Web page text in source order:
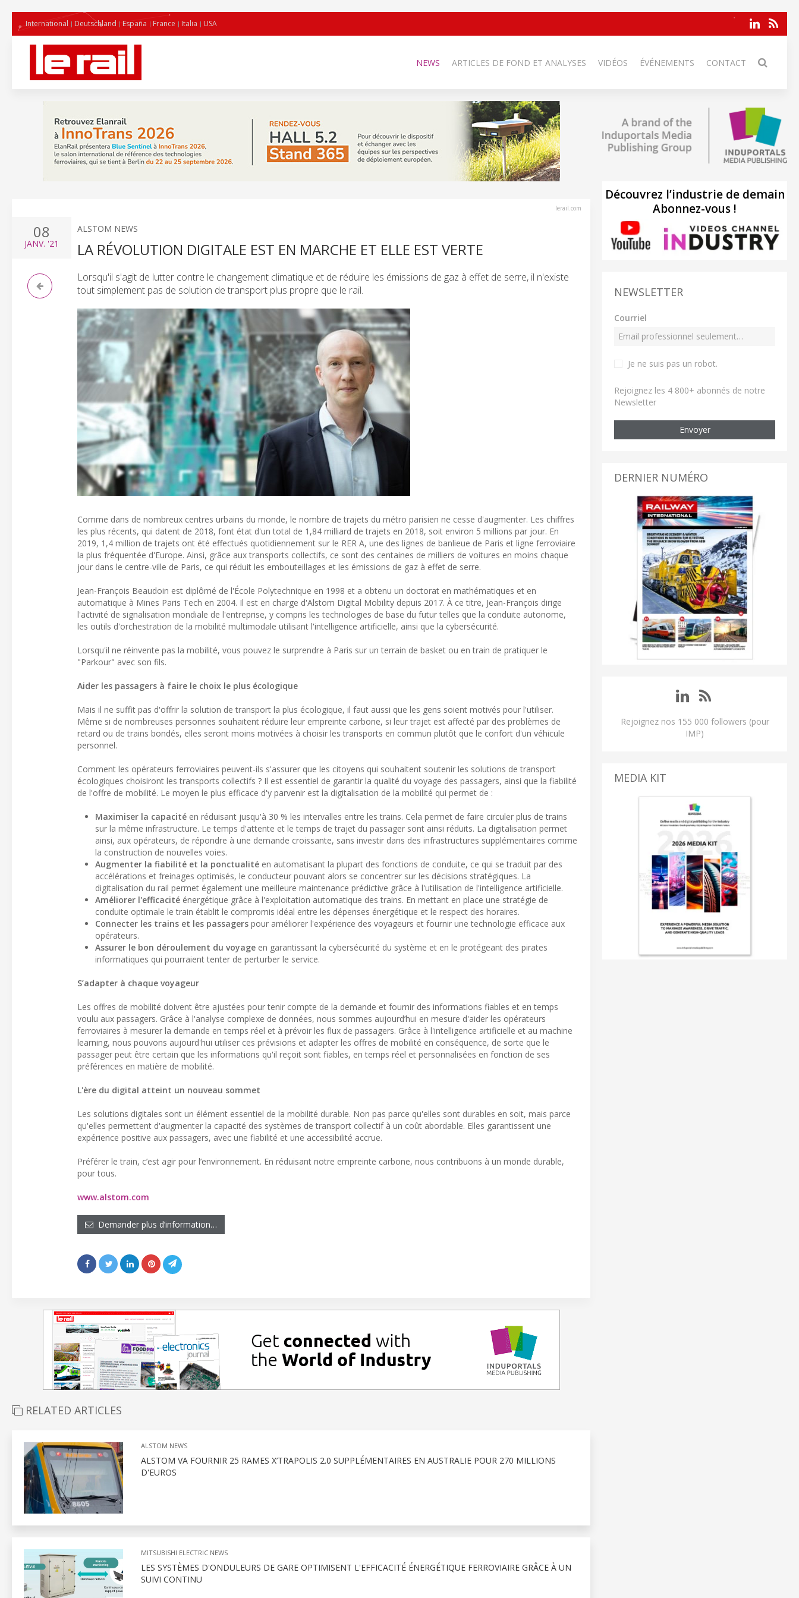
International Deutschland España France Italia USA
NEWS ARTICLES DE FOND ET ANALYSES VIDÉOS ÉVÉNEMENTS CONTACT
lerail.com
08
JANV. '21
ALSTOM NEWS
LA RÉVOLUTION DIGITALE EST EN MARCHE ET ELLE EST VERTE
Lorsqu'il s'agit de lutter contre le changement climatique et de réduire les émissions de gaz à effet de serre, il n'existe
tout simplement pas de solution de transport plus propre que le rail.
Comme dans de nombreux centres urbains du monde, le nombre de trajets du métro parisien ne cesse d'augmenter. Les chiffres
les plus récents, qui datent de 2018, font état d'un total de 1,84 milliard de trajets en 2018, soit environ 5 millions par jour. En
2019, 1,4 million de trajets ont été effectués quotidiennement sur le RER A, une des lignes de banlieue de Paris et ligne ferroviaire
la plus fréquentée d'Europe. Ainsi, grâce aux transports collectifs, ce sont des centaines de milliers de voitures en moins chaque
jour dans le centre-ville de Paris, ce qui réduit les embouteillages et les émissions de gaz à effet de serre.
Jean-François Beaudoin est diplômé de l'École Polytechnique en 1998 et a obtenu un doctorat en mathématiques et en
automatique à Mines Paris Tech en 2004. Il est en charge d'Alstom Digital Mobility depuis 2017. À ce titre, Jean-François dirige
l'activité de signalisation mondiale de l'entreprise, y compris les technologies de base du futur telles que la conduite autonome,
les outils d'orchestration de la mobilité multimodale utilisant l'intelligence artificielle, ainsi que la cybersécurité.
Lorsqu'il ne réinvente pas la mobilité, vous pouvez le surprendre à Paris sur un terrain de basket ou en train de pratiquer le
"Parkour" avec son fils.
Aider les passagers à faire le choix le plus écologique
Mais il ne suffit pas d'offrir la solution de transport la plus écologique, il faut aussi que les gens soient motivés pour l'utiliser.
Même si de nombreuses personnes souhaitent réduire leur empreinte carbone, si leur trajet est affecté par des problèmes de
retard ou de trains bondés, elles seront moins motivées à choisir les transports en commun plutôt que le confort d'un véhicule
personnel.
Comment les opérateurs ferroviaires peuvent-ils s'assurer que les citoyens qui souhaitent soutenir les solutions de transport
écologiques choisiront les transports collectifs ? Il est essentiel de garantir la qualité du voyage des passagers, ainsi que la fiabilité
de l'offre de mobilité. Le moyen le plus efficace d'y parvenir est la digitalisation de la mobilité qui permet de :
Maximiser la capacité en réduisant jusqu'à 30 % les intervalles entre les trains. Cela permet de faire circuler plus de trains
sur la même infrastructure. Le temps d'attente et le temps de trajet du passager sont ainsi réduits. La digitalisation permet
ainsi, aux opérateurs, de répondre à une demande croissante, sans investir dans des infrastructures supplémentaires comme
la construction de nouvelles voies.
Augmenter la fiabilité et la ponctualité en automatisant la plupart des fonctions de conduite, ce qui se traduit par des
accélérations et freinages optimisés, le conducteur pouvant alors se concentrer sur les décisions stratégiques. La
digitalisation du rail permet également une meilleure maintenance prédictive grâce à l'utilisation de l'intelligence artificielle.
Améliorer l'efficacité énergétique grâce à l'exploitation automatique des trains. En mettant en place une stratégie de
conduite optimale le train établit le compromis idéal entre les dépenses énergétique et le respect des horaires.
Connecter les trains et les passagers pour améliorer l'expérience des voyageurs et fournir une technologie efficace aux
opérateurs.
Assurer le bon déroulement du voyage en garantissant la cybersécurité du système et en le protégeant des pirates
informatiques qui pourraient tenter de perturber le service.
S’adapter à chaque voyageur
Les offres de mobilité doivent être ajustées pour tenir compte de la demande et fournir des informations fiables et en temps
voulu aux passagers. Grâce à l'analyse complexe de données, nous sommes aujourd’hui en mesure d'aider les opérateurs
ferroviaires à mesurer la demande en temps réel et à prévoir les flux de passagers. Grâce à l'intelligence artificielle et au machine
learning, nous pouvons aujourd'hui utiliser ces prévisions et adapter les offres de mobilité en conséquence, de sorte que le
passager peut être certain que les informations qu'il reçoit sont fiables, en temps réel et personnalisées en fonction de ses
préférences en matière de mobilité.
L'ère du digital atteint un nouveau sommet
Les solutions digitales sont un élément essentiel de la mobilité durable. Non pas parce qu'elles sont durables en soit, mais parce
qu'elles permettent d'augmenter la capacité des systèmes de transport collectif à un coût abordable. Elles garantissent une
expérience positive aux passagers, avec une fiabilité et une accessibilité accrue.
Préférer le train, c’est agir pour l’environnement. En réduisant notre empreinte carbone, nous contribuons à un monde durable,
pour tous.
www.alstom.com
Demander plus d’information…
RELATED ARTICLES
ALSTOM NEWS
ALSTOM VA FOURNIR 25 RAMES X’TRAPOLIS 2.0 SUPPLÉMENTAIRES EN AUSTRALIE POUR 270 MILLIONS
D'EUROS
MITSUBISHI ELECTRIC NEWS
LES SYSTÈMES D'ONDULEURS DE GARE OPTIMISENT L'EFFICACITÉ ÉNERGÉTIQUE FERROVIAIRE GRÂCE À UN
SUIVI CONTINU
Découvrez l’industrie de demain
Abonnez-vous !
NEWSLETTER
Courriel
Je ne suis pas un robot.
Rejoignez les 4 800+ abonnés de notre
Newsletter
Envoyer
DERNIER NUMÉRO
Rejoignez nos 155 000 followers (pour
IMP)
MEDIA KIT